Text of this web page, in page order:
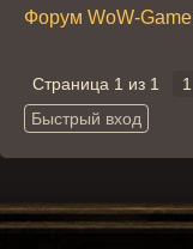
Форум WoW-Game
Страница 1 из 1 1